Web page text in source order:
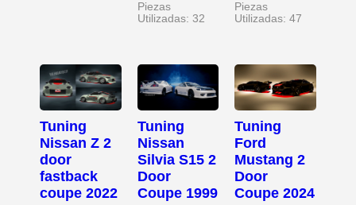
Piezas
Utilizadas: 32
Piezas
Utilizadas: 47
Tuning
Nissan Z 2
door
fastback
coupe 2022
Tuning
Nissan
Silvia S15 2
Door
Coupe 1999
Tuning
Ford
Mustang 2
Door
Coupe 2024